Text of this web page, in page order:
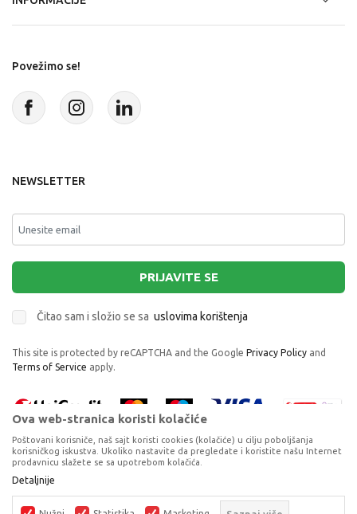
Povežimo se!
NEWSLETTER
PRIJAVITE SE
Čitao sam i složio se sa uslovima korištenja
This site is protected by reCAPTCHA and the Google Privacy Policy and
Terms of Service apply.
Proizvode na sajtu nastojimo da opišemo što je preciznije moguće, ali ne
možemo garantovati da su svi podaci i fotografije, navedeni u okrviru
proizvoda, u potpunosti kompletni i bez grešaka. Svi artikli prikazani na
Ova web-stranica koristi kolačiće
Poštovani korisniče, naš sajt koristi cookies (kolačiće) u cilju poboljšanja
korisničkog iskustva. Ukoliko nastavite da pregledate i koristite našu Internet
prodavnicu slažete se sa upotrebom kolačića.
Detaljnije